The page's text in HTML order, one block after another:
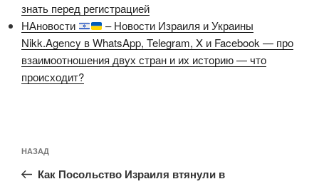
знать перед регистрацией
НАновости
– Новости Израиля и Украины
Nikk.Agency в WhatsApp, Telegram, X и Facebook — про
взаимоотношения двух стран и их историю — что
происходит?
по
записям
Предыдущая
запись:
НАЗАД
Как Посольство Израиля втянули в